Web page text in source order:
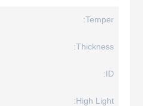
Temper:
Thickness:
ID:
High Light: